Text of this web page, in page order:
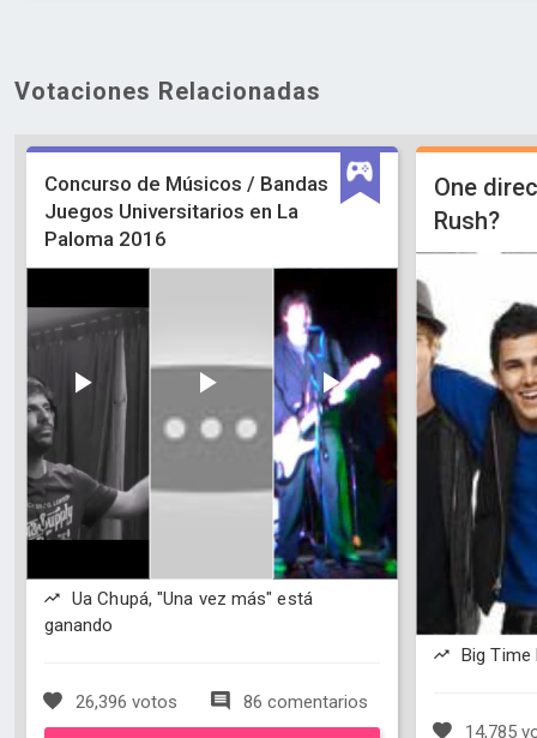
Votaciones Relacionadas
Concurso de Músicos / Bandas
Juegos Universitarios en La
Paloma 2016
Ua Chupá, "Una vez más" está
ganando
26,396 votos 86 comentarios
One
Rush?
Big Time
14,785